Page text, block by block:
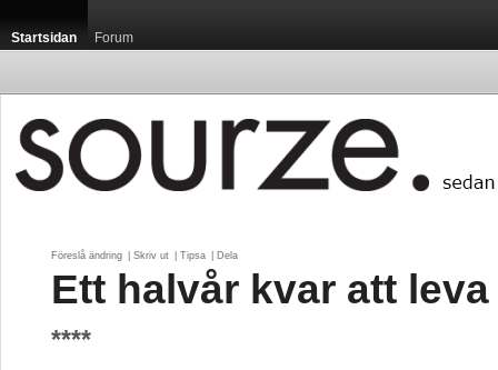
Startsidan Forum
Föreslå ändring Skriv ut Tipsa Dela
Ett halvår kvar att leva
****